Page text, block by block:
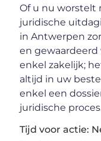
Of u nu worstelt
juridische
in Antwerpen
en
enkel zakelijk;
altijd in uw
enkel een
juridische
Tijd voor actie: